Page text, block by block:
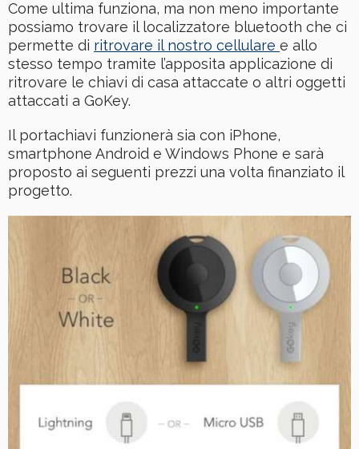
Come ultima funziona, ma non meno importante
possiamo trovare il localizzatore bluetooth che ci
permette di ritrovare il nostro cellulare e allo
stesso tempo tramite l’apposita applicazione di
ritrovare le chiavi di casa attaccate o altri oggetti
attaccati a GoKey.
Il portachiavi funzionerà sia con iPhone,
smartphone Android e Windows Phone e sarà
proposto ai seguenti prezzi una volta finanziato il
progetto.